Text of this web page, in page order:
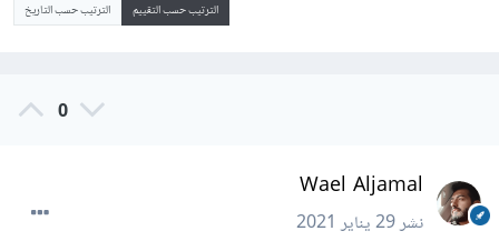
الترتيب حسب التقييم الترتيب حسب التاريخ
0
Wael Aljamal
نشر29 يناير 2021